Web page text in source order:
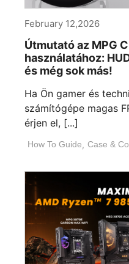
February 12,2026
Útmutató az MPG
használatához:
és még sok más!
Ha Ön gamer és
számítógépe magas
érjen el, [...]
How To Guide, Case &